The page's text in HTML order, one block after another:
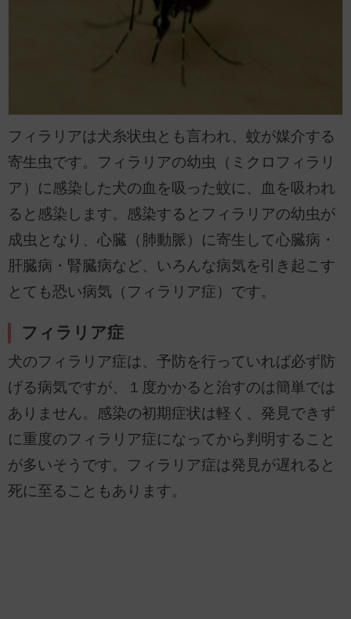
フィラリアは犬糸状虫とも言われ、蚊が媒介する
寄生虫です。フィラリアの幼虫（ミクロフィラリ
ア）に感染した犬の血を吸った蚊に、血を吸われ
ると感染します。感染するとフィラリアの幼虫が
成虫となり、心臓（肺動脈）に寄生して心臓病・
肝臓病・腎臓病など、いろんな病気を引き起こす
とても恐い病気（フィラリア症）です。
フィラリア症
犬のフィラリア症は、予防を行っていれば必ず防
げる病気ですが、１度かかると治すのは簡単では
ありません。感染の初期症状は軽く、発見できず
に重度のフィラリア症になってから判明すること
が多いそうです。フィラリア症は発見が遅れると
死に至ることもあります。